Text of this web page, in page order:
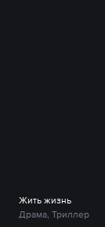
Жить жизнь
Драма, Триллер